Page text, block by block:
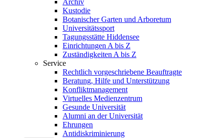
Archiv
Kustodie
Botanischer Garten und Arboretum
Universitätssport
Tagungsstätte Hiddensee
Einrichtungen A bis Z
Zuständigkeiten A bis Z
Service
Rechtlich vorgeschriebene Beauftragte
Beratung, Hilfe und Unterstützung
Konfliktmanagement
Virtuelles Medienzentrum
Gesunde Universität
Alumni an der Universität
Ehrungen
Antidiskriminierung